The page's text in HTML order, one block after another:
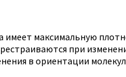
максимальную
при
в ориентации